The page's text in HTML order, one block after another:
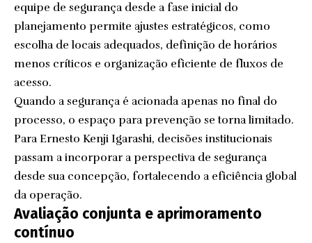
equipe de segurança desde a fase inicial do
planejamento permite ajustes estratégicos, como
escolha de locais adequados, definição de horários
menos críticos e organização eficiente de fluxos de
acesso.
Quando a segurança é acionada apenas no final do
processo, o espaço para prevenção se torna limitado.
Para Ernesto Kenji Igarashi, decisões institucionais
passam a incorporar a perspectiva de segurança
desde sua concepção, fortalecendo a eficiência global
da operação.
Avaliação conjunta e aprimoramento
contínuo